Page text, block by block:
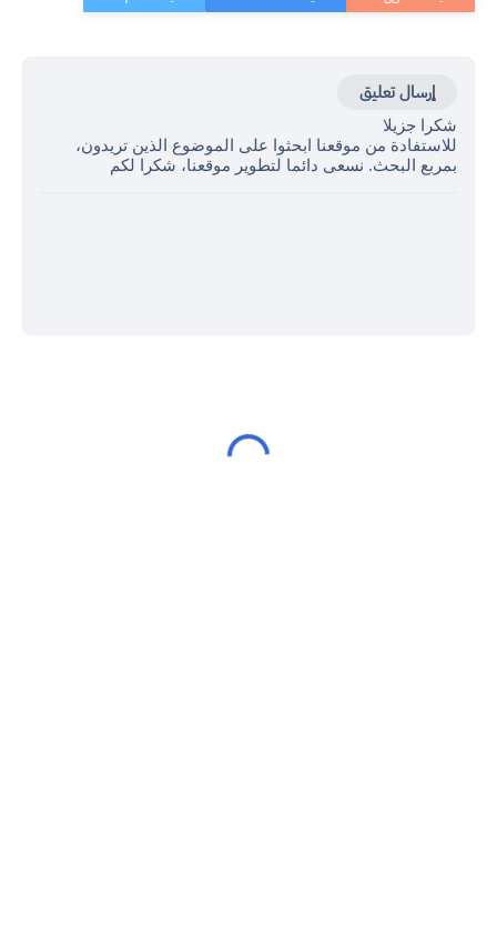
إرسال تعليق
شكرا جزيلا
للاستفادة من موقعنا ابحثوا على الموضوع الذين تريدون،
بمربع البحث. نسعى دائما لتطوير موقعنا، شكرا لكم